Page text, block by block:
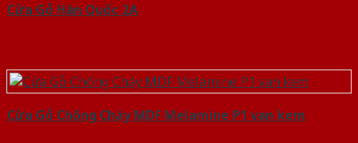
Cửa Gỗ Hàn Quốc 2A
Cửa Gỗ Chống Cháy MDF Melamine P1 van kem